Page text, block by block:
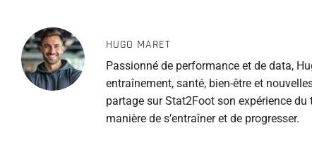
HUGO MARET
Passionné de performance et de data,
entraînement, santé, bien-être et
partage sur Stat2Foot son expérience
manière de s’entraîner et de progresser.